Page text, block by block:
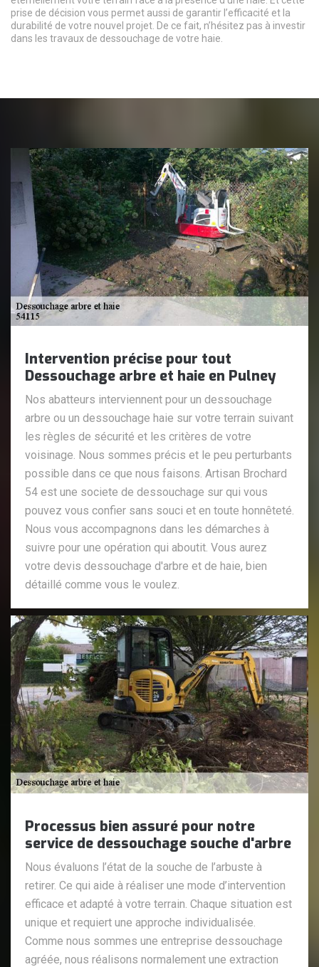
prise de décision vous permet aussi de garantir l’efficacité et la
durabilité de votre nouvel projet. De ce fait, n’hésitez pas à investir
dans les travaux de dessouchage de votre haie.
Intervention précise pour tout
Dessouchage arbre et haie en Pulney
Nos abatteurs interviennent pour un dessouchage
arbre ou un dessouchage haie sur votre terrain suivant
les règles de sécurité et les critères de votre
voisinage. Nous sommes précis et le peu perturbants
possible dans ce que nous faisons. Artisan Brochard
54 est une societe de dessouchage sur qui vous
pouvez vous confier sans souci et en toute honnêteté.
Nous vous accompagnons dans les démarches à
suivre pour une opération qui aboutit. Vous aurez
votre devis dessouchage d'arbre et de haie, bien
détaillé comme vous le voulez.
Processus bien assuré pour notre
service de dessouchage souche d'arbre
Nous évaluons l’état de la souche de l’arbuste à
retirer. Ce qui aide à réaliser une mode d’intervention
efficace et adapté à votre terrain. Chaque situation est
unique et requiert une approche individualisée.
Comme nous sommes une entreprise dessouchage
agréée, nous réalisons normalement une extraction